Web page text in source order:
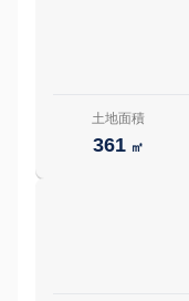
土地面積
361 ㎡